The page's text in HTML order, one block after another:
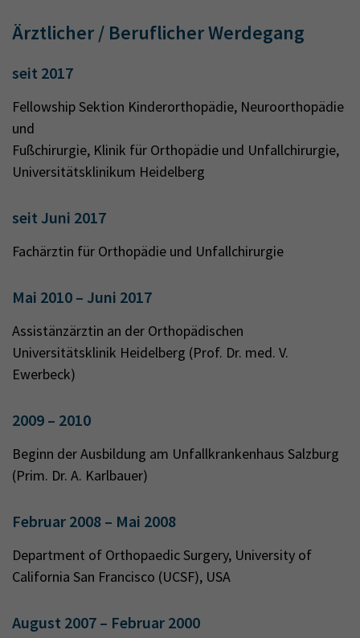
Ärztlicher / Beruflicher Werdegang
seit 2017
Fellowship Sektion Kinderorthopädie, Neuroorthopädie
und
Fußchirurgie, Klinik für Orthopädie und Unfallchirurgie,
Universitätsklinikum Heidelberg
seit Juni 2017
Fachärztin für Orthopädie und Unfallchirurgie
Mai 2010 – Juni 2017
Assistänzärztin an der Orthopädischen
Universitätsklinik Heidelberg (Prof. Dr. med. V.
Ewerbeck)
2009 – 2010
Beginn der Ausbildung am Unfallkrankenhaus Salzburg
(Prim. Dr. A. Karlbauer)
Februar 2008 – Mai 2008
Department of Orthopaedic Surgery, University of
California San Francisco (UCSF), USA
August 2007 – Februar 2000